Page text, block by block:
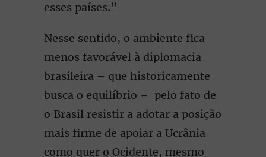
esses países.”
Nesse sentido, o ambiente fica
menos favorável à diplomacia
brasileira – que historicamente
busca o equilíbrio – pelo fato de
o Brasil resistir a adotar a posição
mais firme de apoiar a Ucrânia
como quer o Ocidente, mesmo